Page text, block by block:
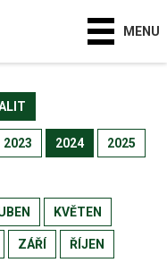
MENU
2023 2024 2025
KVĚTEN
ZÁŘÍ ŘÍJEN